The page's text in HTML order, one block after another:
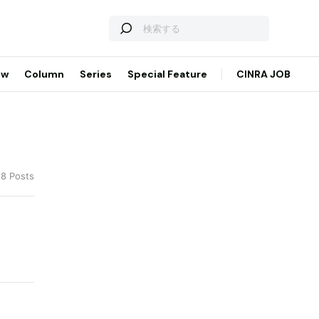
Column Series Special Feature CINRA JOB
Posts